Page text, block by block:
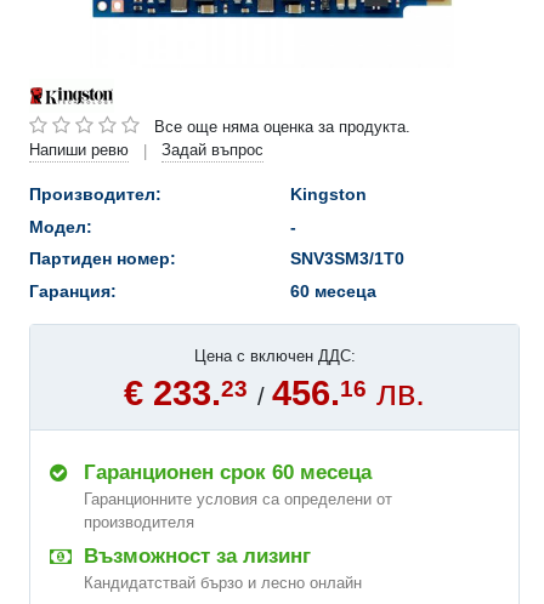
Все още няма оценка за продукта.
Напиши ревю
| Задай въпрос
Производител:
Kingston
Модел:
-
Партиден номер:
SNV3SM3/1T0
Гаранция:
60 месеца
Цена с включен ДДС:
€ 233.23 / 456.16 лв.
Гаранционен срок 60 месеца
Гаранционните условия са определени от
производителя
Възможност за лизинг
Кандидатствай бързо и лесно онлайн